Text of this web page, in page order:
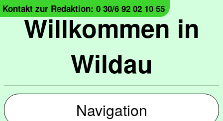
Willkommen in
Wildau
Kontakt zur Redaktion: 0 30/6 92 02 10 55
Navigation